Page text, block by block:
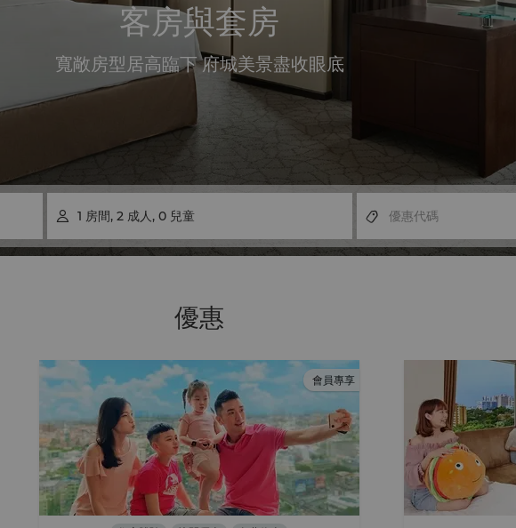
客房與套房
寬敞房型居高臨下 府城美景盡收眼底
 1 房間, 2 成人 , 0 兒童
優惠
會員專享